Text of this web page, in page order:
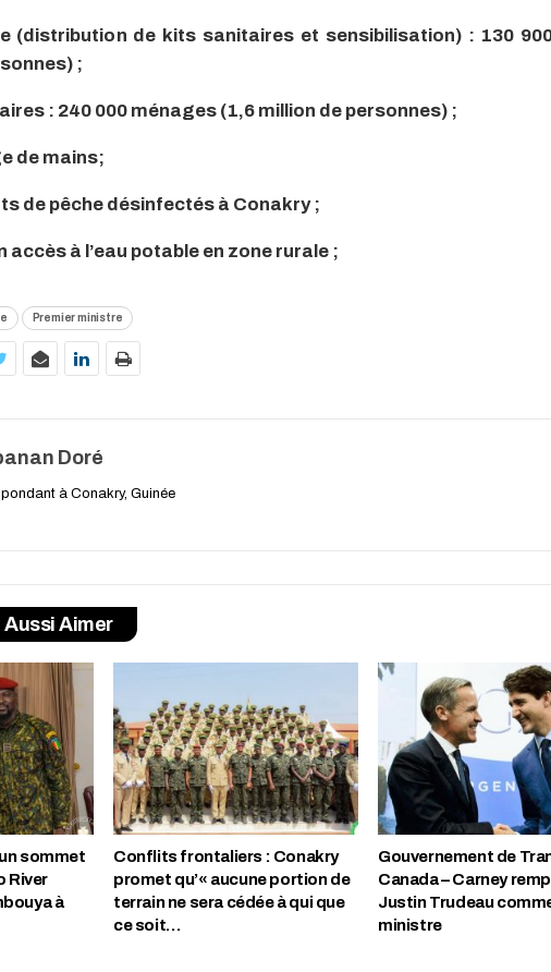
(distribution de kits sanitaires et sensibilisation) : 130
;
: 240 000 ménages (1,6 million de personnes) ;
de mains;
de pêche désinfectés à Conakry ;
accès à l’eau potable en zone rurale ;
Premier ministre
Doré
à Conakry, Guinée
Aussi Aimer
sommet
River
à
Conflits frontaliers : Conakry
promet qu’« aucune portion de
terrain ne sera cédée à qui que
ce soit…
Gouvernement de
Canada – Carney
Justin Trudeau
ministre